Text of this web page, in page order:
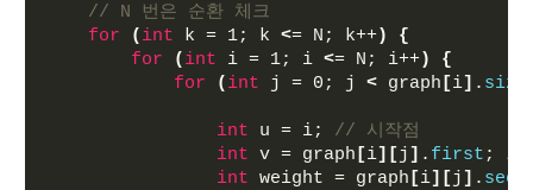
// N 번은 순환 체크
for
( int k = 1; k <= N; k++)
{
for
( int i = 1; i <= N; i++)
{
for
( int j = 0; j < graph [i] . size
int u = i; // 시작점
int v = graph [i][j ] . first ; //
int weight = graph [i][j ] .